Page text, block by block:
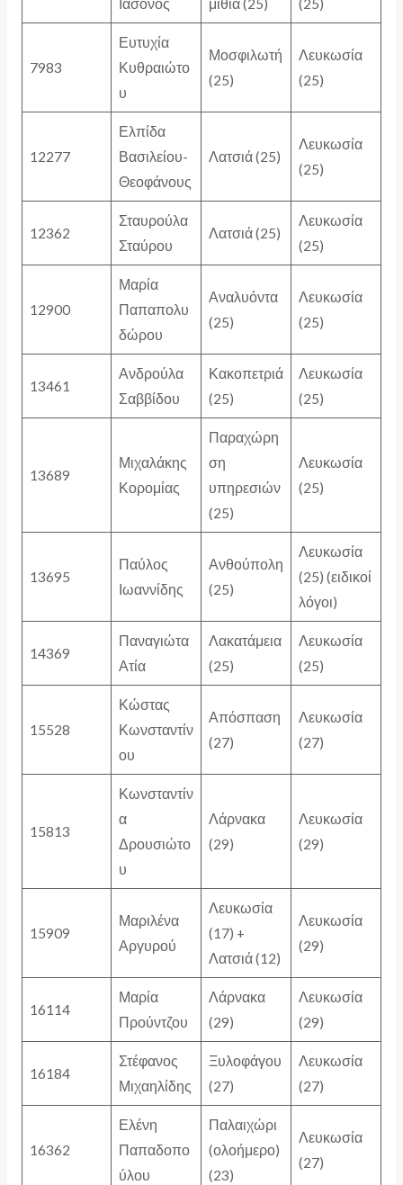
Ιάσονος μιθιά (25) (25)
7983
Ευτυχία
Κυθραιώτο
υ
Μοσφιλωτή
(25)
Λευκωσία
(25)
12277
Ελπίδα
Βασιλείου-
Θεοφάνους
Λατσιά (25)
Λευκωσία
(25)
12362
Σταυρούλα
Σταύρου
Λατσιά (25)
Λευκωσία
(25)
12900
Μαρία
Παπαπολυ
δώρου
Αναλυόντα
(25)
Λευκωσία
(25)
13461
Ανδρούλα
Σαββίδου
Κακοπετριά
(25)
Λευκωσία
(25)
13689
Μιχαλάκης
Κορομίας
Παραχώρη
ση
υπηρεσιών
(25)
Λευκωσία
(25)
13695
Παύλος
Ιωαννίδης
Ανθούπολη
(25)
Λευκωσία
(25) (ειδικοί
λόγοι)
14369
Παναγιώτα
Ατία
Λακατάμεια
(25)
Λευκωσία
(25)
15528
Κώστας
Κωνσταντίν
ου
Απόσπαση
(27)
Λευκωσία
(27)
15813
Κωνσταντίν
α
Δρουσιώτο
υ
Λάρνακα
(29)
Λευκωσία
(29)
15909
Μαριλένα
Αργυρού
Λευκωσία
(17) +
Λατσιά (12)
Λευκωσία
(29)
16114
Μαρία
Προύντζου
Λάρνακα
(29)
Λευκωσία
(29)
16184
Στέφανος
Μιχαηλίδης
Ξυλοφάγου
(27)
Λευκωσία
(27)
16362
Ελένη
Παπαδοπο
ύλου
Παλαιχώρι
(ολοήμερο)
(23)
Λευκωσία
(27)